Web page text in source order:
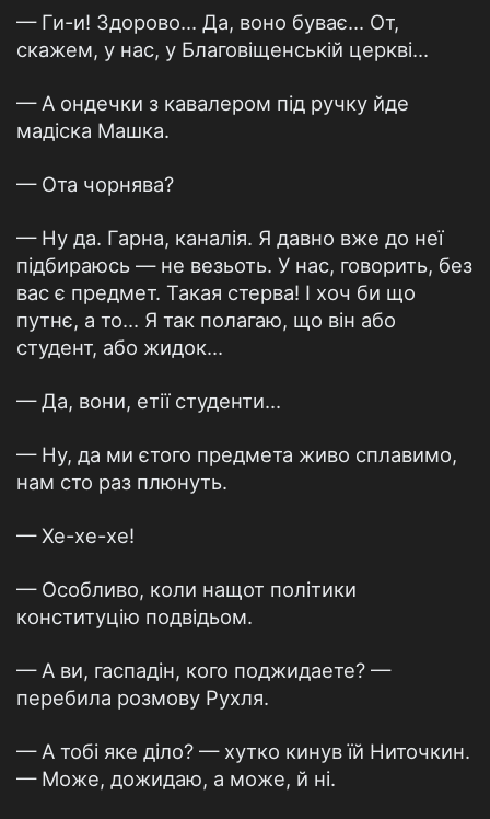
— Ги-и! Здорово... Да, воно буває... От,
скажем, у нас, у Благовіщенській церкві...
— А ондечки з кавалером під ручку йде
мадіска Машка.
— Ота чорнява?
— Ну да. Гарна, каналія. Я давно вже до неї
підбираюсь — не везьоть. У нас, говорить, без
вас є предмет. Такая стерва! І хоч би що
путнє, а то... Я так полагаю, що він або
студент, або жидок...
— Да, вони, етії студенти...
— Ну, да ми єтого предмета живо сплавимо,
нам сто раз плюнуть.
— Хе-хе-хе!
— Особливо, коли нащот політики
конституцію подвідьом.
— А ви, гаспадін, кого поджидаете? —
перебила розмову Рухля.
— А тобі яке діло? — хутко кинув їй Ниточкин.
— Може, дожидаю, а може, й ні.